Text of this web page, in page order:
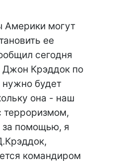
Америки могут
ее
сегодня
Крэддок по
будет
она - наш
терроризмом,
за помощью, я
командиром